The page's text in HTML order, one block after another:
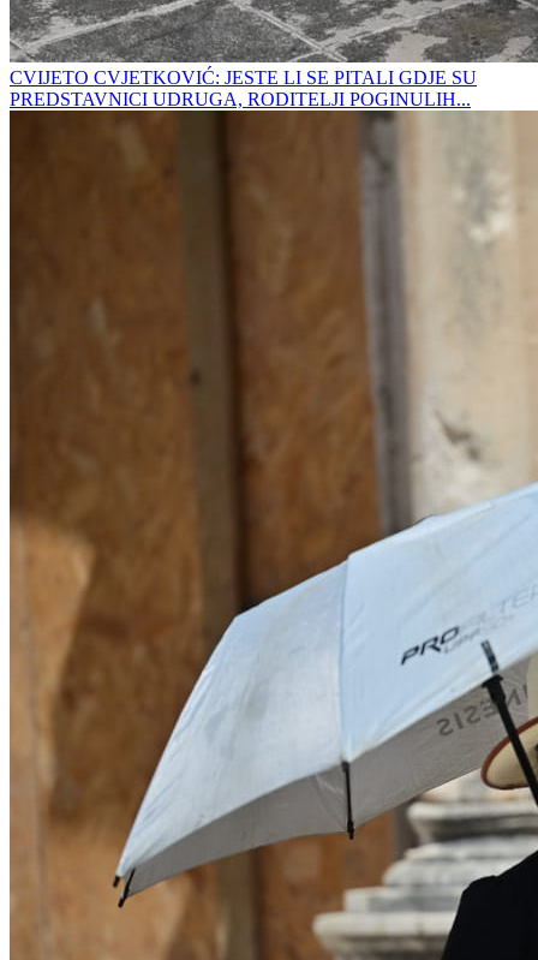
CVIJETO CVJETKOVIĆ: JESTE LI SE PITALI GDJE SU
PREDSTAVNICI UDRUGA, RODITELJI POGINULIH...